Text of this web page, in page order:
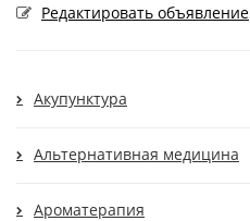
Редактировать объявление
Акупунктура
Альтернативная медицина
Ароматерапия